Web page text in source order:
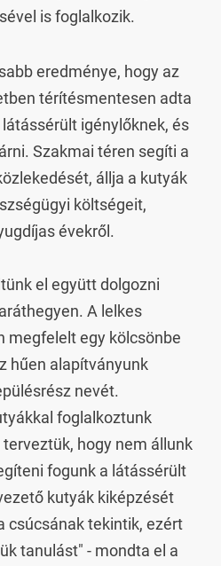
is foglalkozik.
eredménye, hogy az
térítésmentesen adta
igénylőknek, és
Szakmai téren segíti a
állja a kutyák
költségeit,
évekről.
el együtt dolgozni
A lelkes
megfelelt egy kölcsönbe
hűen alapítványunk
nevét.
foglalkoztunk
hogy nem állunk
fogunk a látássérült
kutyák kiképzését
csúcsának tekintik, ezért
tanulást" - mondta el a